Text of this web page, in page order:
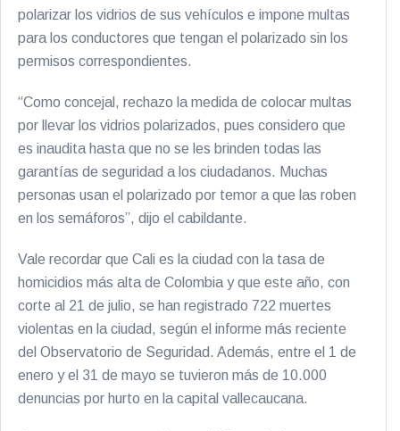
polarizar los vidrios de sus vehículos e impone multas
para los conductores que tengan el polarizado sin los
permisos correspondientes.
“Como concejal, rechazo la medida de colocar multas
por llevar los vidrios polarizados, pues considero que
es inaudita hasta que no se les brinden todas las
garantías de seguridad a los ciudadanos. Muchas
personas usan el polarizado por temor a que las roben
en los semáforos”, dijo el cabildante.
Vale recordar que Cali es la ciudad con la tasa de
homicidios más alta de Colombia y que este año, con
corte al 21 de julio, se han registrado 722 muertes
violentas en la ciudad, según el informe más reciente
del Observatorio de Seguridad. Además, entre el 1 de
enero y el 31 de mayo se tuvieron más de 10.000
denuncias por hurto en la capital vallecaucana.